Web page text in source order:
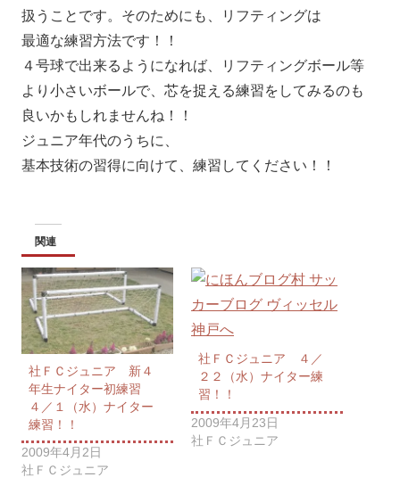
扱うことです。そのためにも、リフティングは
最適な練習方法です！！
４号球で出来るようになれば、リフティングボール等
より小さいボールで、芯を捉える練習をしてみるのも
良いかもしれませんね！！
ジュニア年代のうちに、
基本技術の習得に向けて、練習してください！！
関連
社ＦＣジュニア 新４
年生ナイター初練習
４／１（水）ナイター
練習！！
2009年4月2日
社ＦＣジュニア
社ＦＣジュニア ４／
２２（水）ナイター練
習！！
2009年4月23日
社ＦＣジュニア